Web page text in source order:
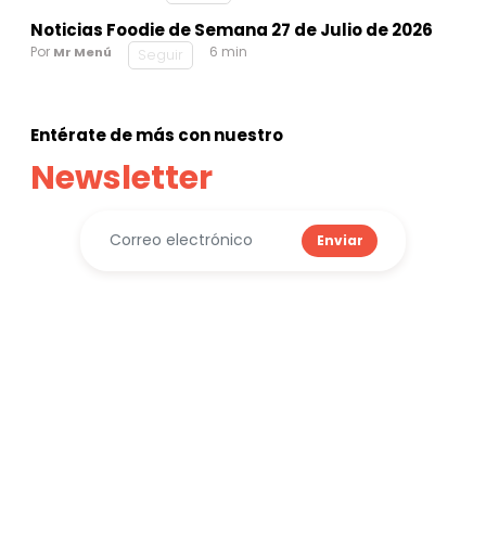
Noticias Foodie de Semana 27 de Julio de 2026
Por Mr Menú Seguir 6 min
Entérate de más con nuestro
Newsletter
Enviar